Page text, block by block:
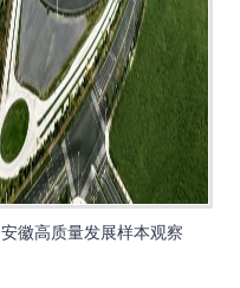
安徽高质量发展样本观察